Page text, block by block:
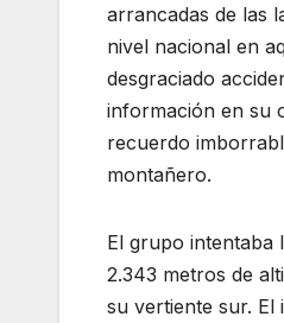
arrancadas de las
nivel nacional en
desgraciado
información en su
recuerdo
montañero.
El grupo intentaba
2.343 metros de
su vertiente sur. El